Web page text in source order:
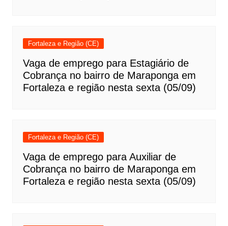
Fortaleza e Região (CE)
Vaga de emprego para Estagiário de
Cobrança no bairro de Maraponga em
Fortaleza e região nesta sexta (05/09)
Fortaleza e Região (CE)
Vaga de emprego para Auxiliar de
Cobrança no bairro de Maraponga em
Fortaleza e região nesta sexta (05/09)